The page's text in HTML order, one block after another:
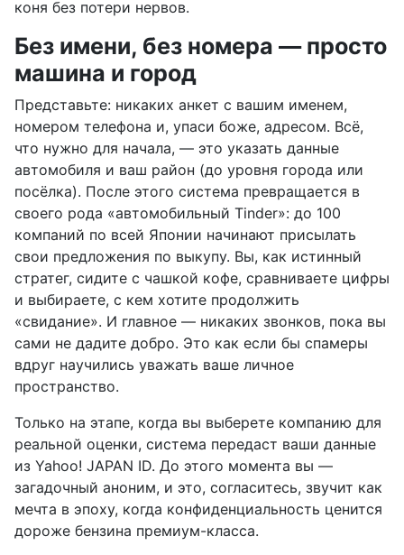
коня без потери нервов.
Без имени, без номера — просто
машина и город
Представьте: никаких анкет с вашим именем,
номером телефона и, упаси боже, адресом. Всё,
что нужно для начала, — это указать данные
автомобиля и ваш район (до уровня города или
посёлка). После этого система превращается в
своего рода «автомобильный Tinder»: до 100
компаний по всей Японии начинают присылать
свои предложения по выкупу. Вы, как истинный
стратег, сидите с чашкой кофе, сравниваете цифры
и выбираете, с кем хотите продолжить
«свидание». И главное — никаких звонков, пока вы
сами не дадите добро. Это как если бы спамеры
вдруг научились уважать ваше личное
пространство.
Только на этапе, когда вы выберете компанию для
реальной оценки, система передаст ваши данные
из Yahoo! JAPAN ID. До этого момента вы —
загадочный аноним, и это, согласитесь, звучит как
мечта в эпоху, когда конфиденциальность ценится
дороже бензина премиум-класса.